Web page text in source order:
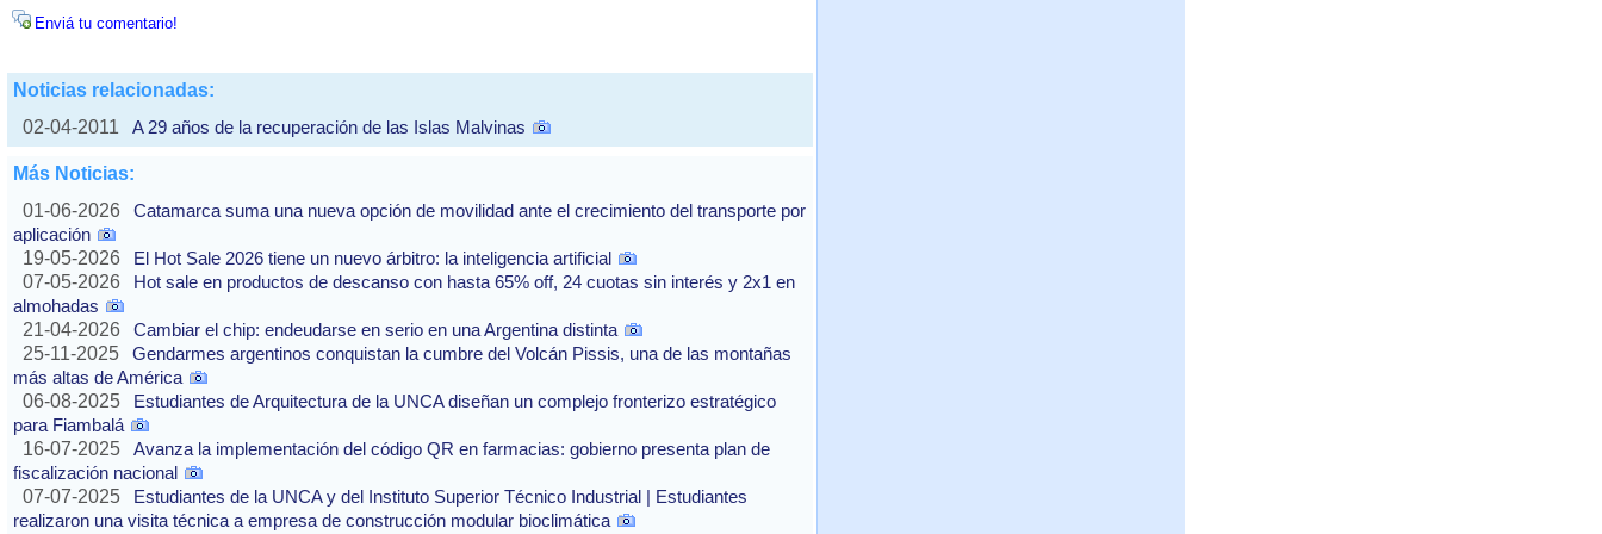
Enviá tu comentario!
Noticias relacionadas:
02-04-2011
A 29 años de la recuperación de las Islas Malvinas
Más Noticias:
01-06-2026
Catamarca suma una nueva opción de movilidad ante el crecimiento del transporte por
aplicación
19-05-2026
El Hot Sale 2026 tiene un nuevo árbitro: la inteligencia artificial
07-05-2026
Hot sale en productos de descanso con hasta 65% off, 24 cuotas sin interés y 2x1 en
almohadas
21-04-2026
Cambiar el chip: endeudarse en serio en una Argentina distinta
25-11-2025
Gendarmes argentinos conquistan la cumbre del Volcán Pissis, una de las montañas
más altas de América
06-08-2025
Estudiantes de Arquitectura de la UNCA diseñan un complejo fronterizo estratégico
para Fiambalá
16-07-2025
Avanza la implementación del código QR en farmacias: gobierno presenta plan de
fiscalización nacional
07-07-2025
Estudiantes de la UNCA y del Instituto Superior Técnico Industrial | Estudiantes
realizaron una visita técnica a empresa de construcción modular bioclimática